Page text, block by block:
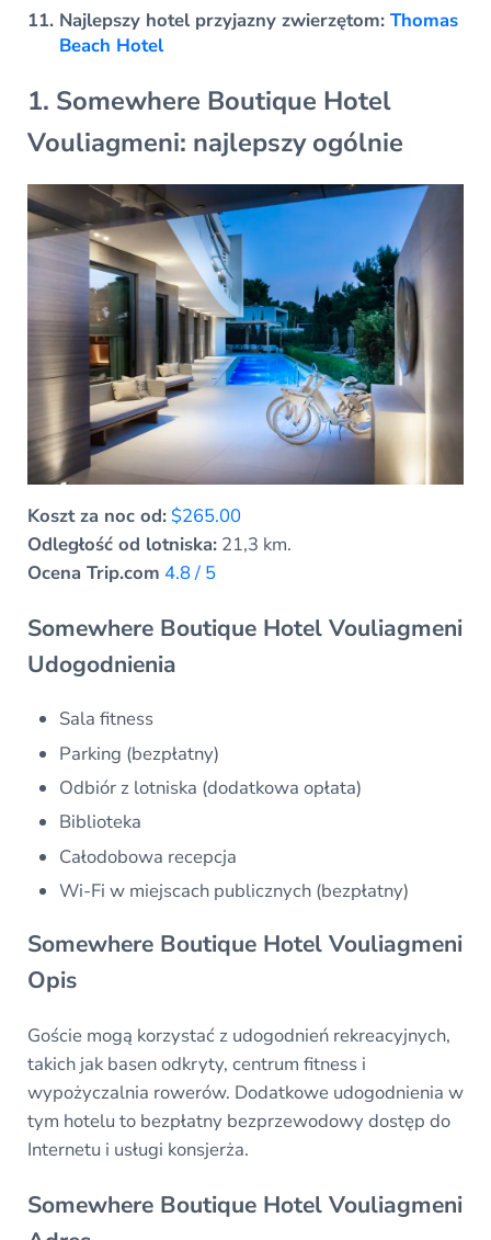
Najlepszy hotel przyjazny zwierzętom:Thomas
Beach Hotel
1. Somewhere Boutique Hotel
Vouliagmeni: najlepszy ogólnie
Koszt za noc od: $265.00
Odległość od lotniska:21,3 km.
Ocena Trip.com 4.8 / 5
Somewhere Boutique Hotel Vouliagmeni
Udogodnienia
Sala fitness
Parking (bezpłatny)
Odbiór z lotniska (dodatkowa opłata)
Biblioteka
Całodobowa recepcja
Wi-Fi w miejscach publicznych (bezpłatny)
Somewhere Boutique Hotel Vouliagmeni
Opis
Goście mogą korzystać z udogodnień rekreacyjnych,
takich jak basen odkryty, centrum fitness i
wypożyczalnia rowerów. Dodatkowe udogodnienia w
tym hotelu to bezpłatny bezprzewodowy dostęp do
Internetu i usługi konsjerża.
Somewhere Boutique Hotel Vouliagmeni